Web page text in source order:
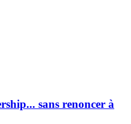
sans renoncer à